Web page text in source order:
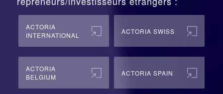
ACTORIA
INTERNATIONAL
ACTORIA SWISS
ACTORIA
BELGIUM
ACTORIA SPAIN